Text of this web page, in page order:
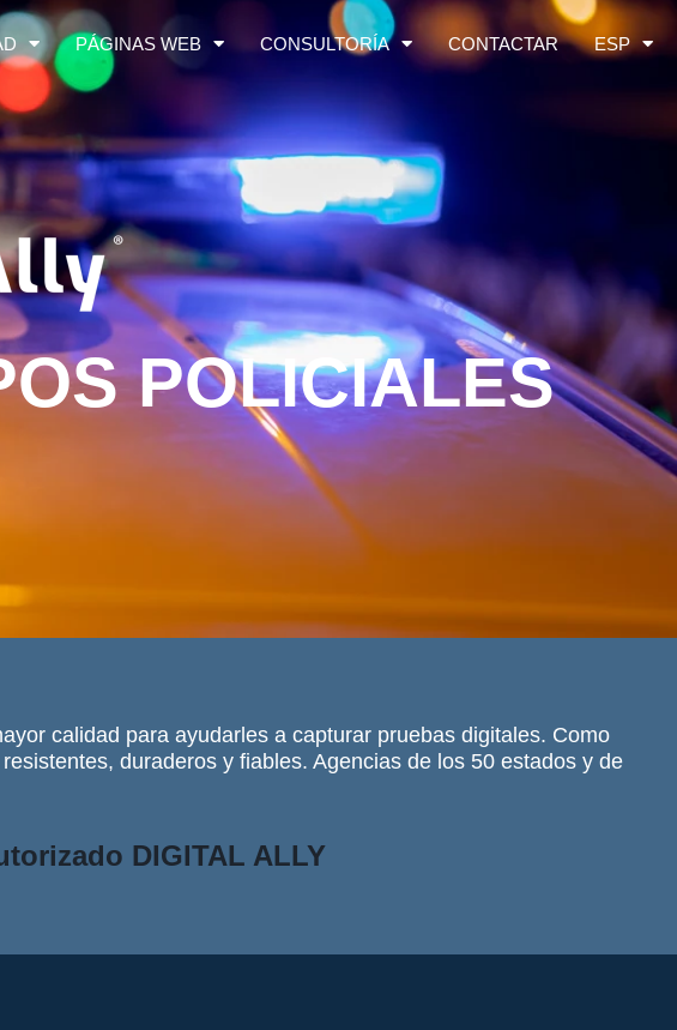
PÁGINAS WEB CONSULTORÍA CONTACTAR ESP
POLICIALES
calidad para ayudarles a capturar pruebas digitales. Como
duraderos y fiables. Agencias de los 50 estados y de
DIGITAL ALLY